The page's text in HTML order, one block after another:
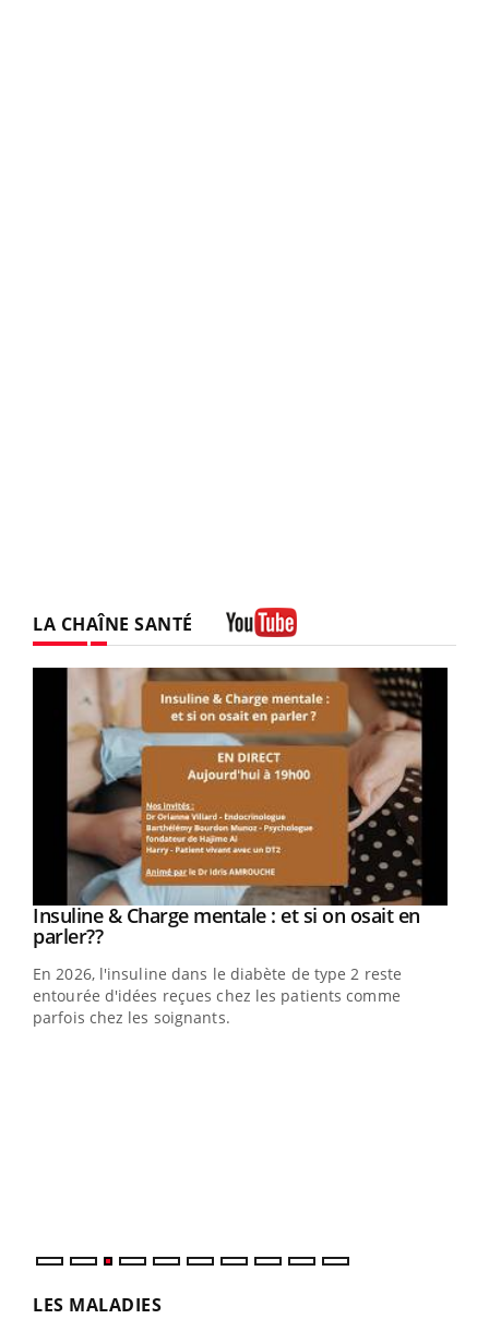
LA CHAÎNE SANTÉ
Youtube
Insuline & Charge mentale : et si on osait en
parler??Youtube
En 2026, l'insuline dans le diabète de type 2 reste
entourée d'idées reçues chez les patients comme
parfois chez les soignants.
LES MALADIES